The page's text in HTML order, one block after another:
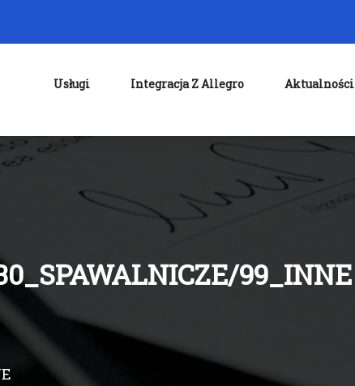
Usługi Integracja Z Allegro Aktualności
99_INNE